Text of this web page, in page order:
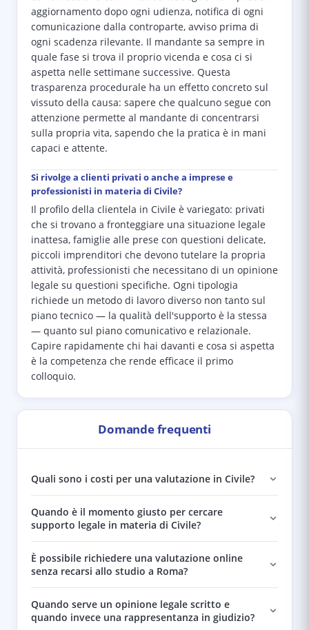
aggiornamento dopo ogni udienza, notifica di ogni
comunicazione dalla controparte, avviso prima di
ogni scadenza rilevante. Il mandante sa sempre in
quale fase si trova il proprio vicenda e cosa ci si
aspetta nelle settimane successive. Questa
trasparenza procedurale ha un effetto concreto sul
vissuto della causa: sapere che qualcuno segue con
attenzione permette al mandante di concentrarsi
sulla propria vita, sapendo che la pratica è in mani
capaci e attente.
Si rivolge a clienti privati o anche a imprese e
professionisti in materia di Civile?
Il profilo della clientela in Civile è variegato: privati
che si trovano a fronteggiare una situazione legale
inattesa, famiglie alle prese con questioni delicate,
piccoli imprenditori che devono tutelare la propria
attività, professionisti che necessitano di un opinione
legale su questioni specifiche. Ogni tipologia
richiede un metodo di lavoro diverso non tanto sul
piano tecnico — la qualità dell'supporto è la stessa
— quanto sul piano comunicativo e relazionale.
Capire rapidamente chi hai davanti e cosa si aspetta
è la competenza che rende efficace il primo
colloquio.
Domande frequenti
Quali sono i costi per una valutazione in Civile?
Quando è il momento giusto per cercare
supporto legale in materia di Civile?
È possibile richiedere una valutazione online
senza recarsi allo studio a Roma?
Quando serve un opinione legale scritto e
quando invece una rappresentanza in giudizio?